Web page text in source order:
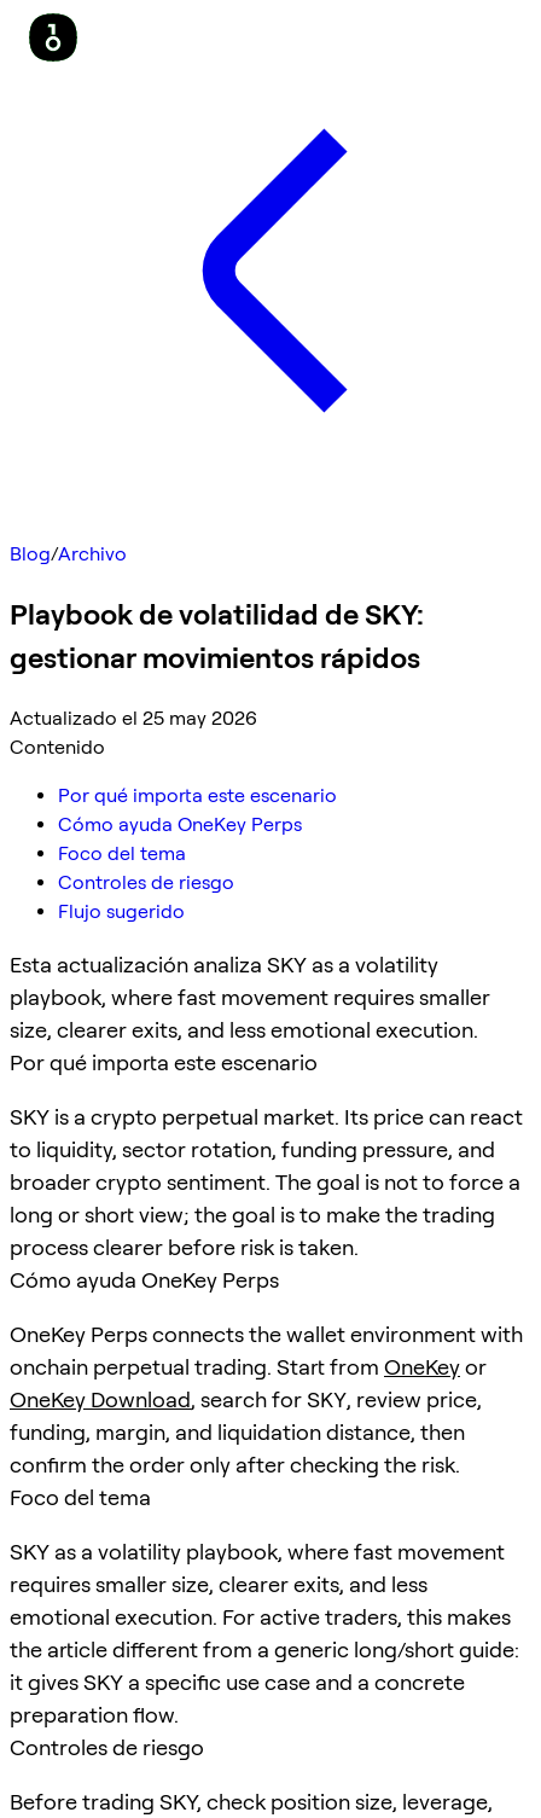
Blog/Archivo
Playbook de volatilidad de SKY:
gestionar movimientos rápidos
Actualizado el 25 may 2026
Contenido
Por qué importa este escenario
Cómo ayuda OneKey Perps
Foco del tema
Controles de riesgo
Flujo sugerido
Esta actualización analiza SKY as a volatility
playbook, where fast movement requires smaller
size, clearer exits, and less emotional execution.
Por qué importa este escenario
SKY is a crypto perpetual market. Its price can react
to liquidity, sector rotation, funding pressure, and
broader crypto sentiment. The goal is not to force a
long or short view; the goal is to make the trading
process clearer before risk is taken.
Cómo ayuda OneKey Perps
OneKey Perps connects the wallet environment with
onchain perpetual trading. Start from OneKeyor
OneKey Download, search for SKY, review price,
funding, margin, and liquidation distance, then
confirm the order only after checking the risk.
Foco del tema
SKY as a volatility playbook, where fast movement
requires smaller size, clearer exits, and less
emotional execution. For active traders, this makes
the article different from a generic long/short guide:
it gives SKY a specific use case and a concrete
preparation flow.
Controles de riesgo
Before trading SKY, check position size, leverage,